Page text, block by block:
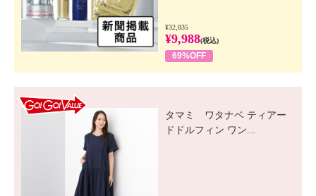
¥32,835
¥9,988(税込)
69%OFF
タマミ ワタナベ ティアー
ドドルフィン ワン...